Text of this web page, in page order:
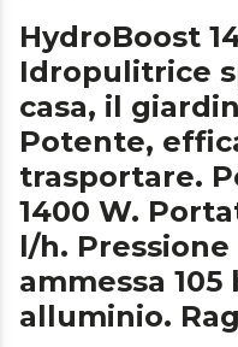
HydroBoost
Idropulitrice
casa, il
Potente,
trasportare.
1400 W.
l/h. Pressione
ammessa
alluminio.